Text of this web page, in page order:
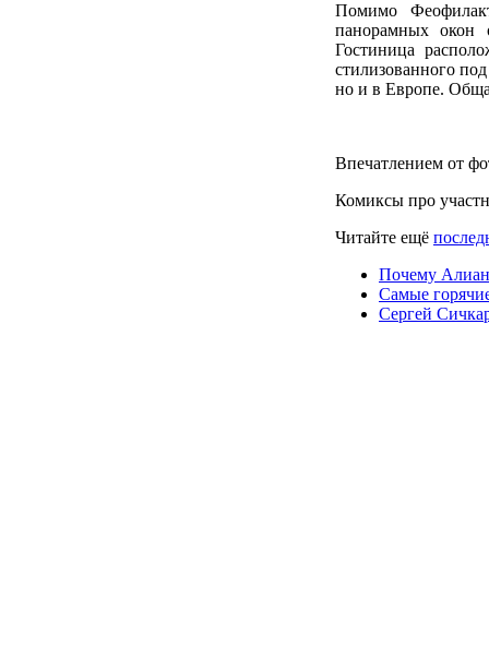
Помимо
панорамных окон
Гостиница
стилизованного
но и в Европе.
Впечатлением от
Комиксы про
Читайте ещё
Почему
Самые
Сергей